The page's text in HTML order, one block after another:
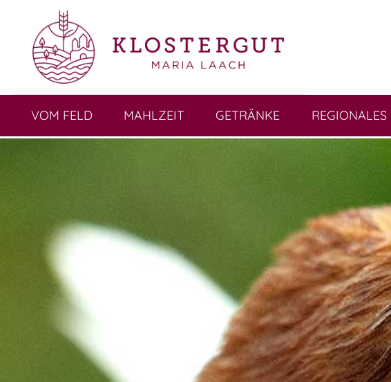
VOM FELD MAHLZEIT GETRÄNKE REGIONALES